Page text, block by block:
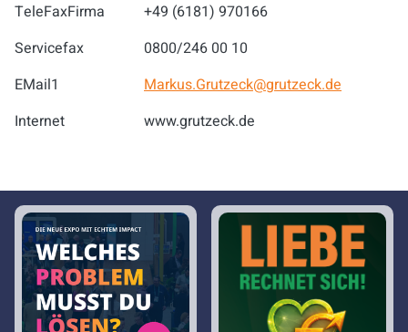
TeleFaxFirma
+49 (6181) 970166
Servicefax
0800/246 00 10
EMail1
Markus.Grutzeck@grutzeck.de
Internet
www.grutzeck.de